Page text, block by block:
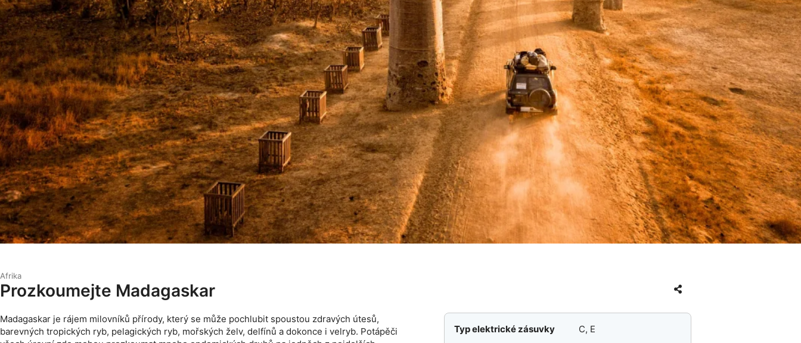
Afrika
Prozkoumejte Madagaskar
Madagaskar je rájem milovníků přírody, který se může pochlubit spoustou zdravých útesů,
barevných tropických ryb, pelagických ryb, mořských želv, delfínů a dokonce i velryb. Potápěči
Typ elektrické zásuvky
C, E